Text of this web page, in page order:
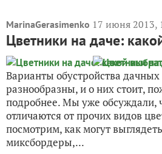
MarinaGerasimenko 17 июня 2013,
Цветники на даче:
Варианты обустройства
разнообразны, и о них стоит,
подробнее. Мы уже обсуждали,
отличаются от прочих видов
посмотрим, как могут
миксбордеры,...